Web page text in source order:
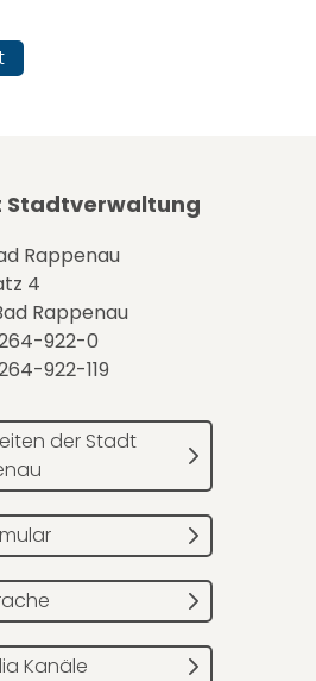
Stadtverwaltung
Rappenau
4
Rappenau
922-0
922-119
der Stadt
Kanäle